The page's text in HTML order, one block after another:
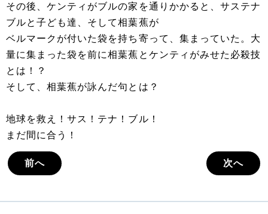
その後、ケンティがブルの家を通りかかると、サステナ
ブルと子ども達、そして相葉蕉が
ベルマークが付いた袋を持ち寄って、集まっていた。大
量に集まった袋を前に相葉蕉とケンティがみせた必殺技
とは！？
そして、相葉蕉が詠んだ句とは？
地球を救え！サス！テナ！ブル！
まだ間に合う！
前へ 次へ